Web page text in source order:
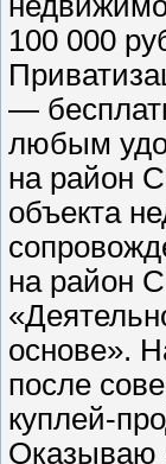
100 000
—
любым
на район
объекта
на район
основе».
после
куплей-
Оказываю